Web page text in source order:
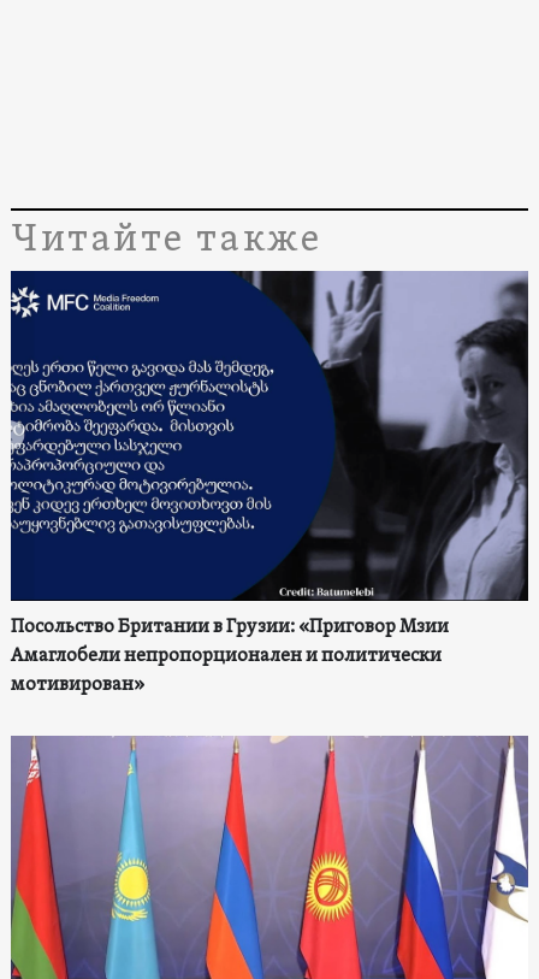
Читайте также
Посольство Британии в Грузии: «Приговор Мзии
Амаглобели непропорционален и политически
мотивирован»